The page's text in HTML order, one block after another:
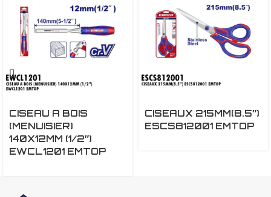
CISEAU A BOIS
(MENUISIER)
140X12MM (1/2″)
EWCL1201 EMTOP
CISEAUX 215MM(8.5″)
ESCS812001 EMTOP